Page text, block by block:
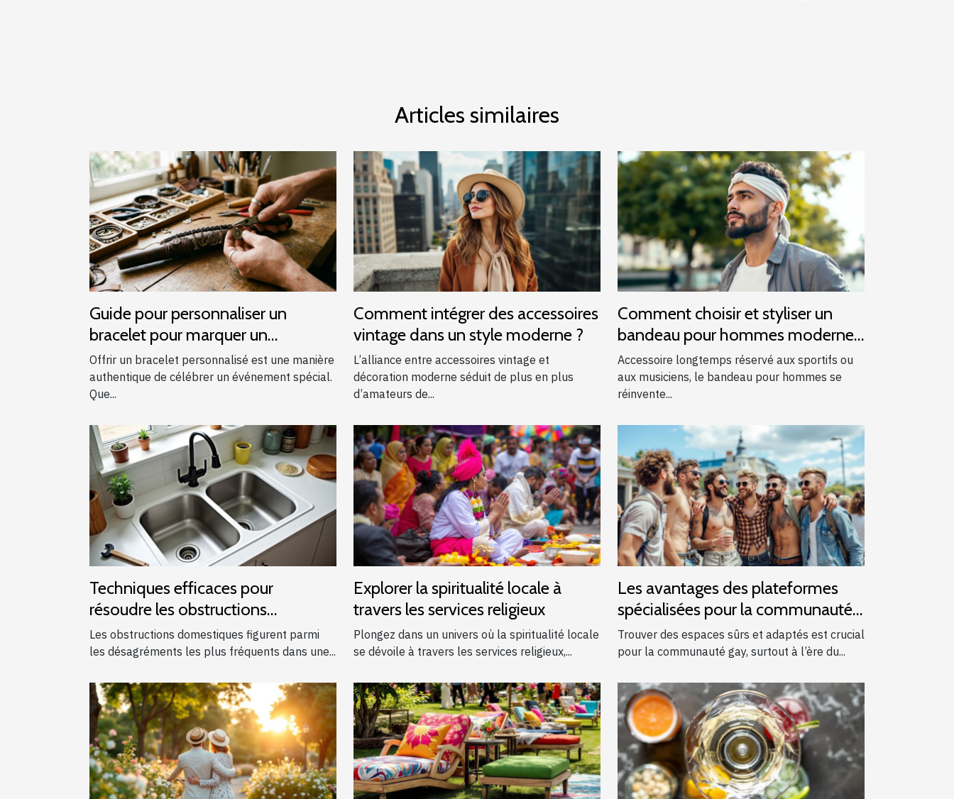
Articles similaires
Guide pour personnaliser un
bracelet pour marquer un
événement spécial
Offrir un bracelet personnalisé est une manière
authentique de célébrer un événement spécial.
Que...
Comment intégrer des accessoires
vintage dans un style moderne ?
L’alliance entre accessoires vintage et
décoration moderne séduit de plus en plus
d’amateurs de...
Comment choisir et styliser un
bandeau pour hommes modernes
?
Accessoire longtemps réservé aux sportifs ou
aux musiciens, le bandeau pour hommes se
réinvente...
Techniques efficaces pour
résoudre les obstructions
domestiques courantes
Les obstructions domestiques figurent parmi
les désagréments les plus fréquents dans une...
Explorer la spiritualité locale à
travers les services religieux
Plongez dans un univers où la spiritualité locale
se dévoile à travers les services religieux,...
Les avantages des plateformes
spécialisées pour la communauté
gay
Trouver des espaces sûrs et adaptés est crucial
pour la communauté gay, surtout à l’ère du...